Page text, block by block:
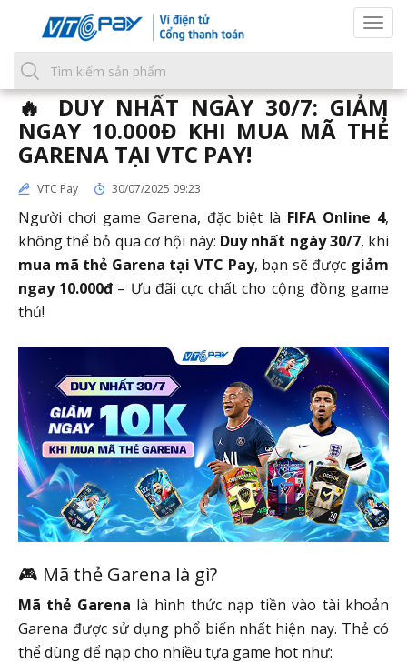
🔥 DUY NHẤT NGÀY 30/7: GIẢM
NGAY 10.000Đ KHI MUA MÃ THẺ
GARENA TẠI VTC PAY!
VTC Pay 30/07/2025 09:23
Người chơi game Garena, đặc biệt là FIFA Online 4,
không thể bỏ qua cơ hội này: Duy nhất ngày 30/7, khi
mua mã thẻ Garena tại VTC Pay, bạn sẽ được giảm
ngay 10.000đ – Ưu đãi cực chất cho cộng đồng game
thủ!
🎮 Mã thẻ Garena là gì?
Mã thẻ Garena là hình thức nạp tiền vào tài khoản
Garena được sử dụng phổ biến nhất hiện nay. Thẻ có
thể dùng để nạp cho nhiều tựa game hot như: